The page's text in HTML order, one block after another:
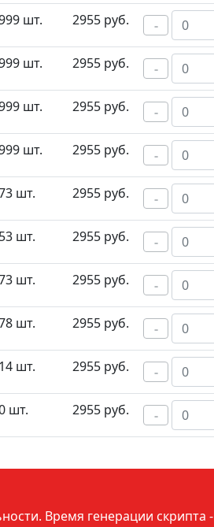
шт. 2955 руб. -
шт. 2955 руб. -
шт. 2955 руб. -
шт. 2955 руб. -
шт. 2955 руб. -
53 шт. 2955 руб. -
шт. 2955 руб. -
шт. 2955 руб. -
14 шт. 2955 руб. -
шт. 2955 руб. -
. Время генерации скрипта -